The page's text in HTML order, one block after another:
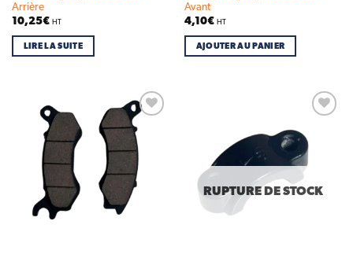
Arrière
10,25€ HT
LIRE LA SUITE
Avant
4,10€ HT
AJOUTER AU PANIER
Add to
wishlist
wishlist
RUPTURE DE STOCK